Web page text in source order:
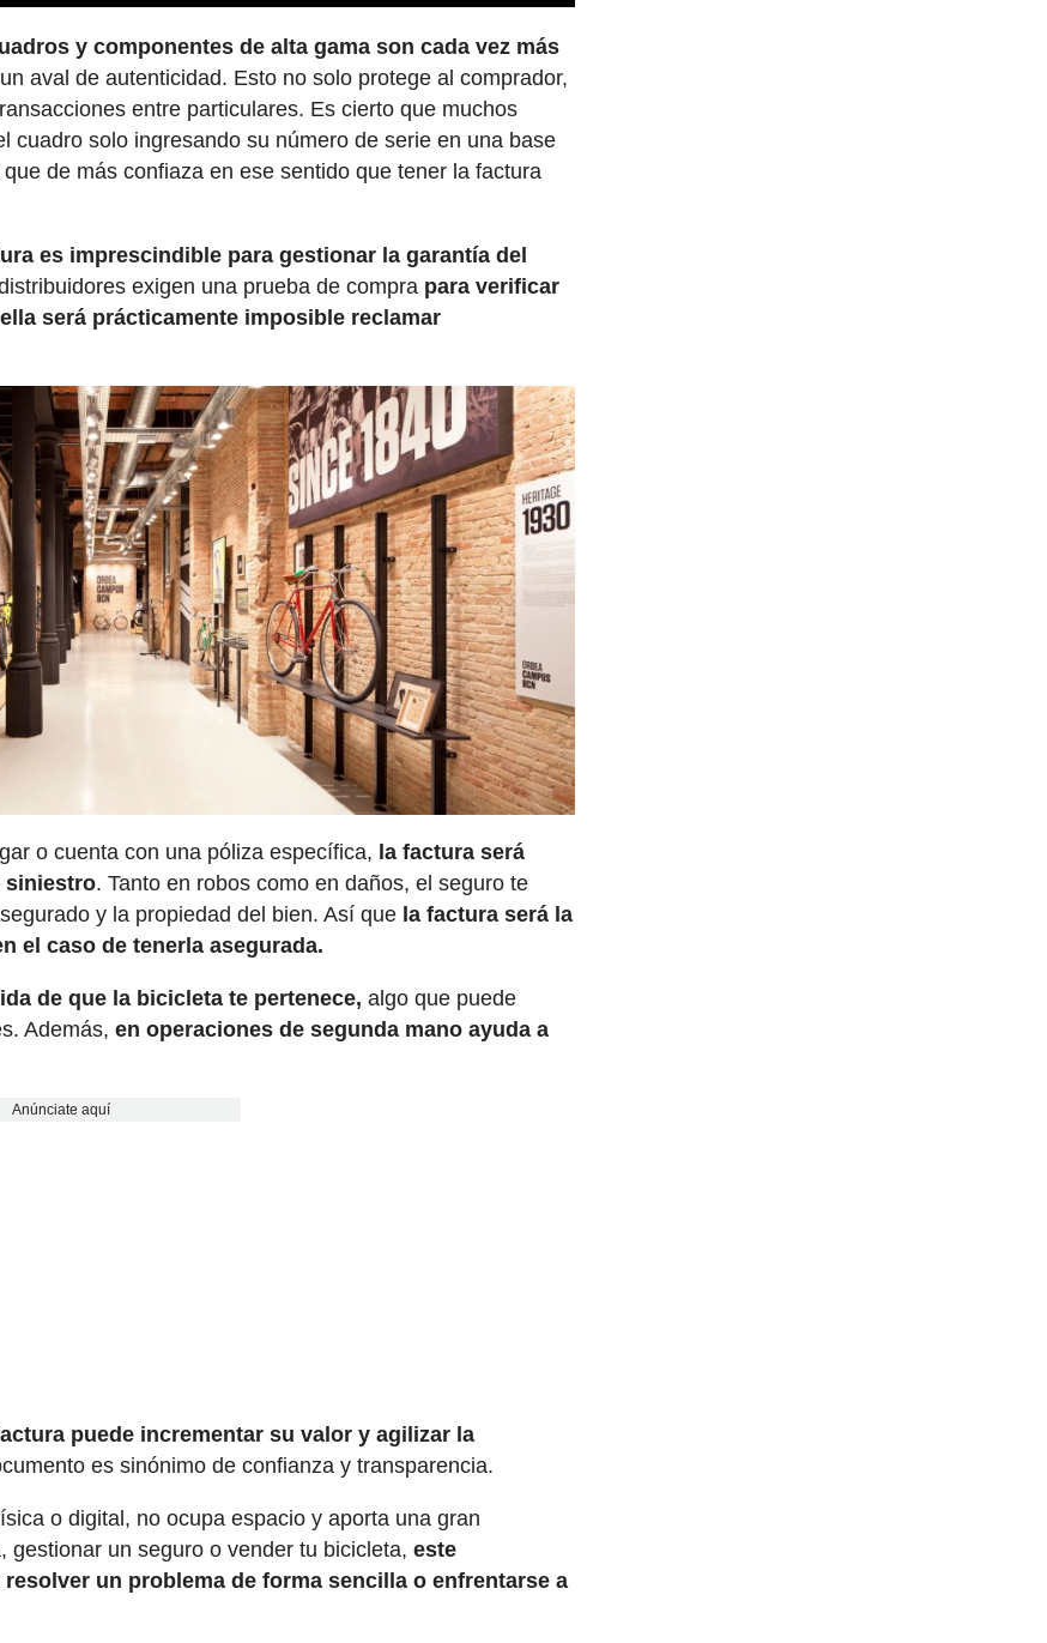
y componentes de alta gama son cada vez más
aval de autenticidad. Esto no solo protege al comprador,
entre particulares. Es cierto que muchos
cuadro solo ingresando su número de serie en una base
de más confiaza en ese sentido que tener la factura
es imprescindible para gestionar la garantía del
exigen una prueba de compra para verificar
será prácticamente imposible reclamar
o cuenta con una póliza específica, la factura será
siniestro. Tanto en robos como en daños, el seguro te
y la propiedad del bien. Así que la factura será la
el caso de tenerla asegurada.
de que la bicicleta te pertenece, algo que puede
Además,en operaciones de segunda mano ayuda a
Anúnciate aquí
puede incrementar su valor y agilizar la
es sinónimo de confianza y transparencia.
o digital, no ocupa espacio y aporta una gran
gestionar un seguro o vender tu bicicleta,este
un problema de forma sencilla o enfrentarse a